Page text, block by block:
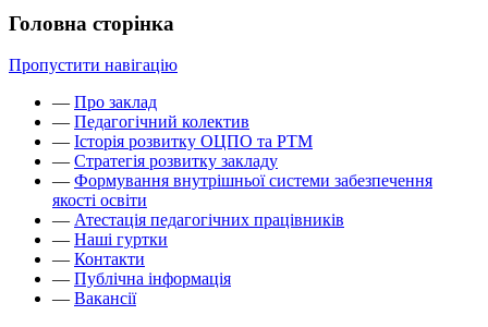
Головна сторінка
Пропустити навігацію
— Про заклад
— Педагогічний колектив
— Історія розвитку ОЦПО та РТМ
— Стратегія розвитку закладу
— Формування внутрішньої системи забезпечення
якості освіти
— Атестація педагогічних працівників
— Наші гуртки
— Контакти
— Публічна інформація
— Вакансії